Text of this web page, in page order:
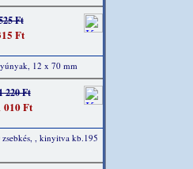
Ft
Ft
12 x 70 mm
220 Ft
010 Ft
, kinyitva kb.195